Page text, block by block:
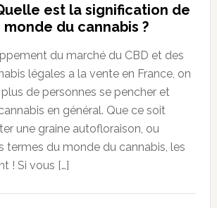
est la signification de
monde du cannabis ?
du marché du CBD et des
légales a la vente en France, on
de personnes se pencher et
en général. Que ce soit
une graine autofloraison, ou
termes du monde du cannabis, les
! Si vous […]